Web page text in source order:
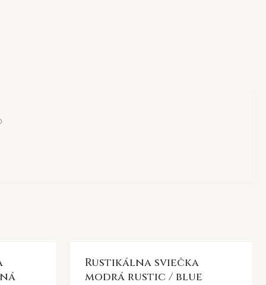
Rustikálna sviečka
modrá rustic / blue